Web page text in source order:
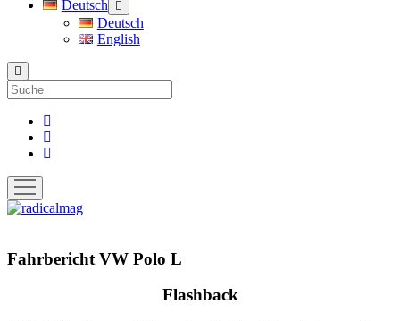
Deutsch
Menü
öffnen
Deutsch
English
Suche
Menü
öffnen
radicalmag
Fahrbericht VW Polo L
Flashback